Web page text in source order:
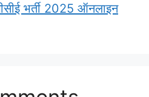
भर्ती 2025 ऑनलाइन